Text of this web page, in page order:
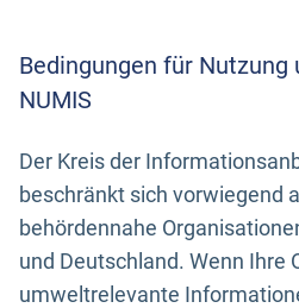
Bedingungen für Nutzung
NUMIS
Der Kreis der
beschränkt sich vorwiegend
behördennahe
und Deutschland. Wenn Ihre
umweltrelevante